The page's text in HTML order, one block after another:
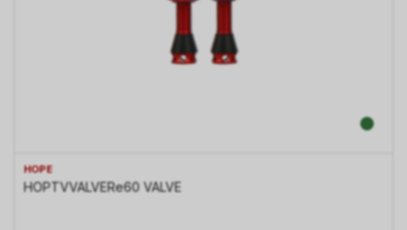
HOPE
HOPTVVALVERe60 VALVE